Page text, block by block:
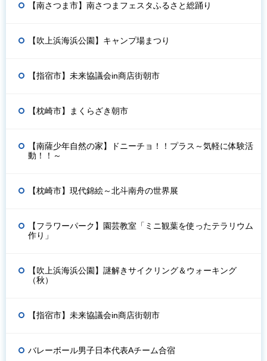
【南さつま市】南さつまフェスタふるさと総踊り
【吹上浜海浜公園】キャンプ場まつり
【指宿市】未来協議会in商店街朝市
【枕崎市】まくらざき朝市
【南薩少年自然の家】ドニーチョ！！プラス～気軽に体験活
動！！～
【枕崎市】現代錦絵～北斗南舟の世界展
【フラワーパーク】園芸教室「ミニ観葉を使ったテラリウム
作り」
【吹上浜海浜公園】謎解きサイクリング＆ウォーキング
（秋）
【指宿市】未来協議会in商店街朝市
バレーボール男子日本代表Aチーム合宿